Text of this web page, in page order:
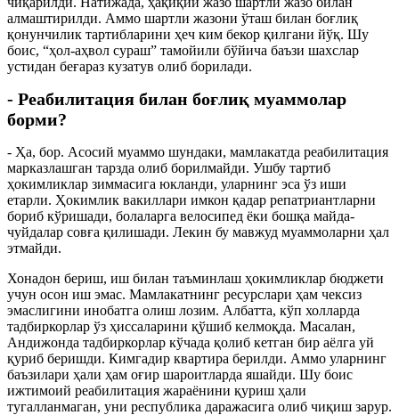
алмаштирилди. Аммо шартли жазони ўташ билан боғлиқ
қонунчилик тартибларини ҳеч ким бекор қилгани йўқ. Шу
боис, “ҳол-аҳвол сураш” тамойили бўйича баъзи шахслар
устидан беғараз кузатув олиб борилади.
- Реабилитация билан боғлиқ муаммолар
борми?
- Ҳа, бор. Асосий муаммо шундаки, мамлакатда реабилитация
марказлашган тарзда олиб борилмайди. Ушбу тартиб
ҳокимликлар зиммасига юкланди, уларнинг эса ўз иши
етарли. Ҳокимлик вакиллари имкон қадар репатриантларни
бориб кўришади, болаларга велосипед ёки бошқа майда-
чуйдалар совға қилишади. Лекин бу мавжуд муаммоларни ҳал
этмайди.
Хонадон бериш, иш билан таъминлаш ҳокимликлар бюджети
учун осон иш эмас. Мамлакатнинг ресурслари ҳам чексиз
эмаслигини инобатга олиш лозим. Албатта, кўп холларда
тадбиркорлар ўз ҳиссаларини қўшиб келмоқда. Масалан,
Андижонда тадбиркорлар кўчада қолиб кетган бир аёлга уй
қуриб беришди. Кимгадир квартира берилди. Аммо уларнинг
баъзилари ҳали ҳам оғир шароитларда яшайди. Шу боис
ижтимоий реабилитация жараёнини қуриш ҳали
тугалланмаган, уни республика даражасига олиб чиқиш зарур.